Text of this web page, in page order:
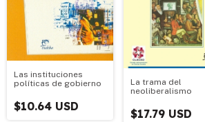
Las instituciones
políticas de gobierno
$10.64 USD
La trama del
neoliberalismo
$17.79 USD